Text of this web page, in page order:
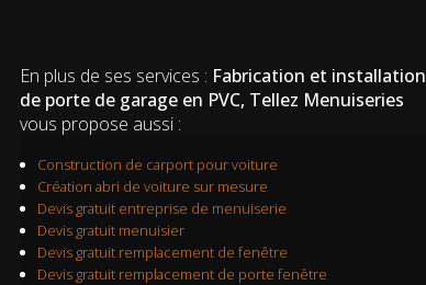
En plus de ses services : Fabrication et installation
de porte de garage en PVC, Tellez Menuiseries
vous propose aussi :
Construction de carport pour voiture
Création abri de voiture sur mesure
Devis gratuit entreprise de menuiserie
Devis gratuit menuisier
Devis gratuit remplacement de fenêtre
Devis gratuit remplacement de porte fenêtre